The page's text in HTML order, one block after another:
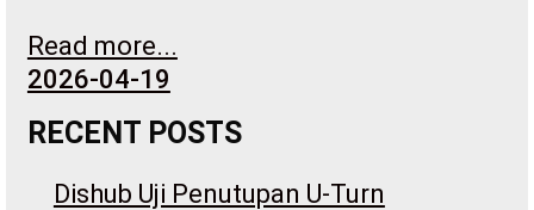
Read more...
2026-04-19
RECENT POSTS
Dishub Uji Penutupan U-Turn